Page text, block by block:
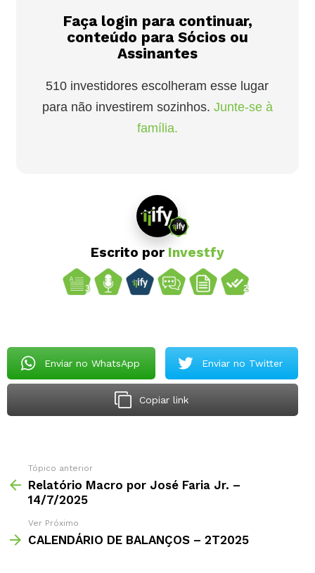
Faça login para continuar,
conteúdo para Sócios ou
Assinantes
510 investidores escolheram esse lugar
para não investirem sozinhos. Junte-se à
família.
Escrito por Investfy
Enviar no WhatsApp Enviar no Twitter
Copiar link
Tópico anterior
Relatório Macro por José Faria Jr. –
14/7/2025
Ver Próximo
CALENDÁRIO DE BALANÇOS – 2T2025